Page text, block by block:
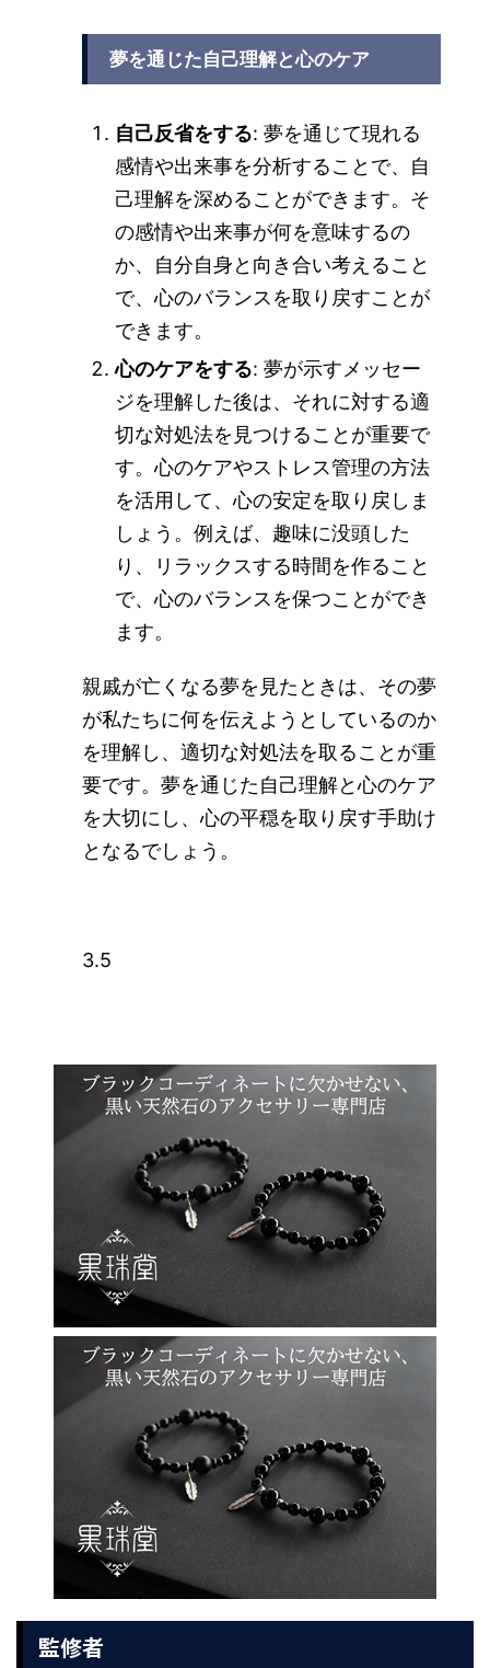
夢を通じた自己理解と心のケア
自己反省をする: 夢を通じて現れる
感情や出来事を分析することで、自
己理解を深めることができます。そ
の感情や出来事が何を意味するの
か、自分自身と向き合い考えること
で、心のバランスを取り戻すことが
できます。
心のケアをする: 夢が示すメッセー
ジを理解した後は、それに対する適
切な対処法を見つけることが重要で
す。心のケアやストレス管理の方法
を活用して、心の安定を取り戻しま
しょう。例えば、趣味に没頭した
り、リラックスする時間を作ること
で、心のバランスを保つことができ
ます。
親戚が亡くなる夢を見たときは、その夢
が私たちに何を伝えようとしているのか
を理解し、適切な対処法を取ることが重
要です。夢を通じた自己理解と心のケア
を大切にし、心の平穏を取り戻す手助け
となるでしょう。
3.5
監修者